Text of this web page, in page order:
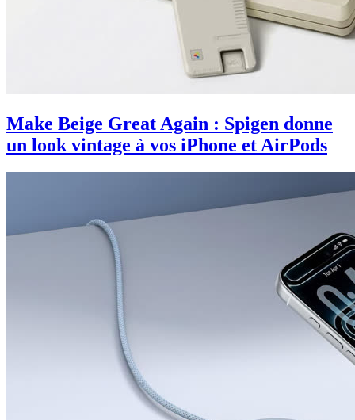
Make Beige Great Again : Spigen donne
un look vintage à vos iPhone et AirPods